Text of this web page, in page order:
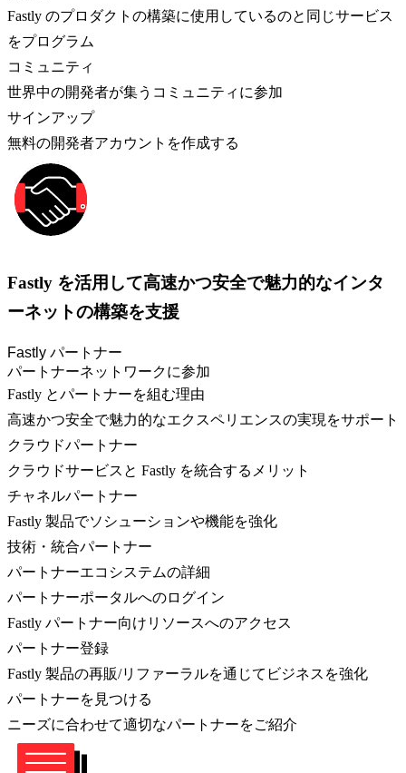
Fastly のプロダクトの構築に使用しているのと同じサービス
をプログラム
コミュニティ
世界中の開発者が集うコミュニティに参加
サインアップ
無料の開発者アカウントを作成する
Fastly を活用して高速かつ安全で魅力的なインタ
ーネットの構築を支援
Fastly パートナー
パートナーネットワークに参加
Fastly とパートナーを組む理由
高速かつ安全で魅力的なエクスペリエンスの実現をサポート
クラウドパートナー
クラウドサービスと Fastly を統合するメリット
チャネルパートナー
Fastly 製品でソシューションや機能を強化
技術・統合パートナー
パートナーエコシステムの詳細
パートナーポータルへのログイン
Fastly パートナー向けリソースへのアクセス
パートナー登録
Fastly 製品の再販/リファーラルを通じてビジネスを強化
パートナーを見つける
ニーズに合わせて適切なパートナーをご紹介